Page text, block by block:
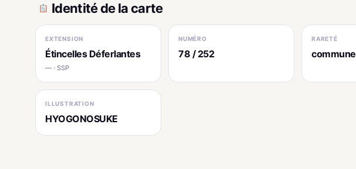
Identité de la carte
EXTENSION
Étincelles Déferlantes
— · SSP
NUMÉRO
78 / 252
RARETÉ
commune
ILLUSTRATION
HYOGONOSUKE